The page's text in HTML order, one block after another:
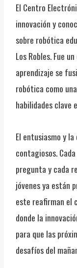
El Centro
innovación y
sobre robótica
Los Robles. Fue
aprendizaje se
robótica como
habilidades clave
El entusiasmo y
contagiosos.
pregunta y cada
jóvenes ya están
este reafirman el
donde la
para que las
desafíos del